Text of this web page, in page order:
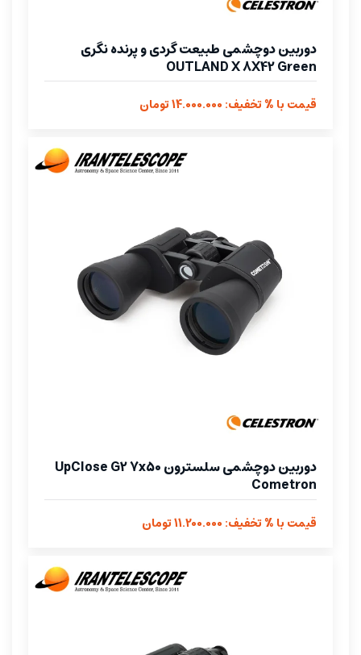
دوربین دوچشمی طبیعت گردی و پرنده نگری
OUTLAND X 8X42 Green
قیمت با % تخفیف: 14.000.000 تومان
دوربین دوچشمی سلسترون UpClose G2 7x50
Cometron
قیمت با % تخفیف: 11.200.000 تومان